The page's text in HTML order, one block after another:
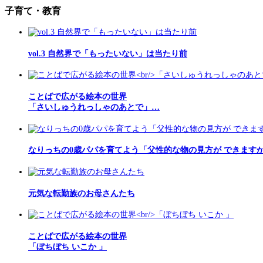
子育て・教育
vol.3 自然界で「もったいない」は当たり前
ことばで広がる絵本の世界
「さいしゅうれっしゃのあとで」…
なりっちの0歳パパを育てよう「父性的な物の見方が できます
元気な転勤族のお母さんたち
ことばで広がる絵本の世界
「ぼちぼち いこか 」